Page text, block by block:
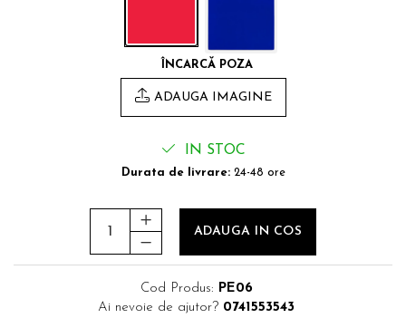
ÎNCARCĂ POZA
ADAUGA IMAGINE
IN STOC
Durata de livrare:24-48 ore
ADAUGA IN COS
Cod Produs: PE06
Ai nevoie de ajutor? 0741553543